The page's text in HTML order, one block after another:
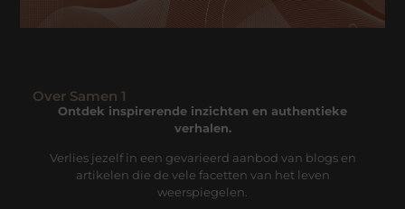
Over Samen 1
Ontdek inspirerende inzichten en authentieke
verhalen.
Verlies jezelf in een gevarieerd aanbod van blogs en
artikelen die de vele facetten van het leven
weerspiegelen.